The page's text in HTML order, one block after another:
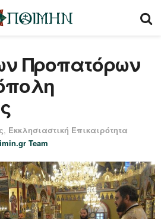
Προπατόρων
, Εκκλησιαστική Επικαιρότητα
Team